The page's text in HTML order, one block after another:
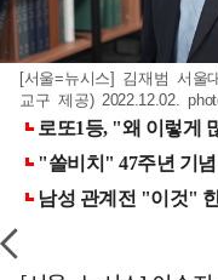
[서울=뉴시스] 김재범 서
교구 제공) 2022.12.02.